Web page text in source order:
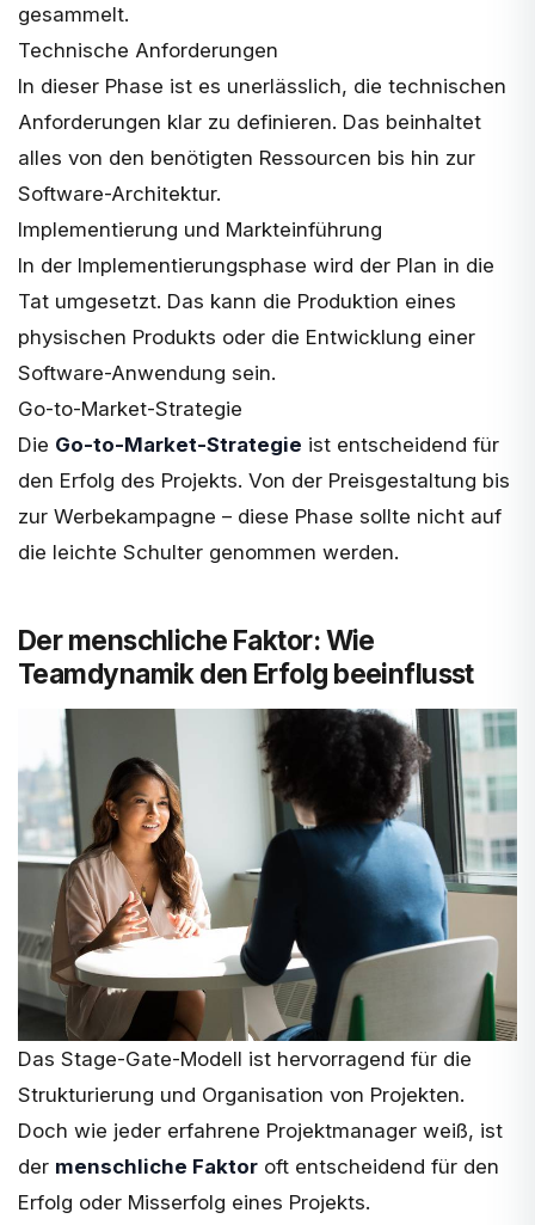
gesammelt.
Technische Anforderungen
In dieser Phase ist es unerlässlich, die technischen
Anforderungen klar zu definieren. Das beinhaltet
alles von den benötigten Ressourcen bis hin zur
Software-Architektur.
Implementierung und Markteinführung
In der Implementierungsphase wird der Plan in die
Tat umgesetzt. Das kann die Produktion eines
physischen Produkts oder die Entwicklung einer
Software-Anwendung sein.
Go-to-Market-Strategie
Die Go-to-Market-Strategie ist entscheidend für
den Erfolg des Projekts. Von der Preisgestaltung bis
zur Werbekampagne – diese Phase sollte nicht auf
die leichte Schulter genommen werden.
Der menschliche Faktor: Wie
Teamdynamik den Erfolg beeinflusst
Das Stage-Gate-Modell ist hervorragend für die
Strukturierung und Organisation von Projekten.
Doch wie jeder erfahrene Projektmanager weiß, ist
der menschliche Faktor oft entscheidend für den
Erfolg oder Misserfolg eines Projekts.